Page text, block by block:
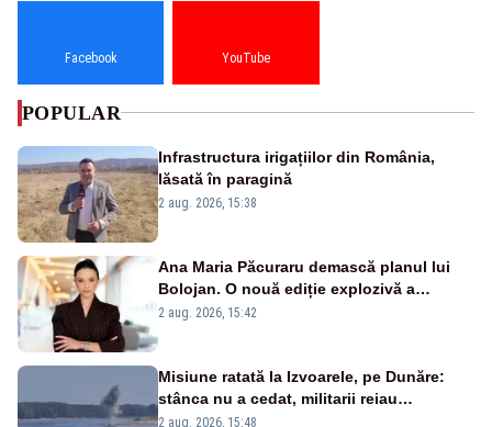
Facebook YouTube
POPULAR
Infrastructura irigațiilor din România,
lăsată în paragină
2 aug. 2026, 15:38
Ana Maria Păcuraru demască planul lui
Bolojan. O nouă ediție explozivă a
emisiunii „Miza Zilei” la Realitatea PLUS
2 aug. 2026, 15:42
Misiune ratată la Izvoarele, pe Dunăre:
stânca nu a cedat, militarii reiau
detonările luni – VIDEO
2 aug. 2026, 15:48